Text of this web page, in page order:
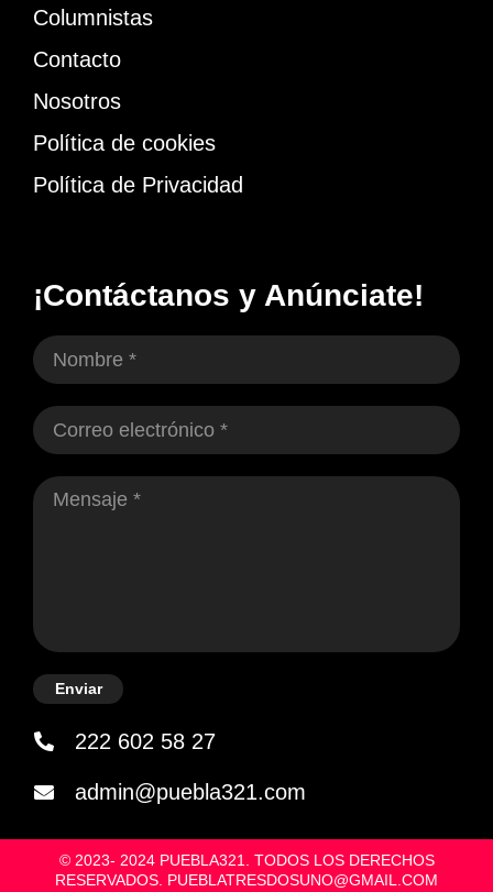
Columnistas
Contacto
Nosotros
Política de cookies
Política de Privacidad
¡Contáctanos y Anúnciate!
Enviar
222 602 58 27
admin@puebla321.com
© 2023- 2024 PUEBLA321. TODOS LOS DERECHOS
RESERVADOS. PUEBLATRESDOSUNO@GMAIL.COM